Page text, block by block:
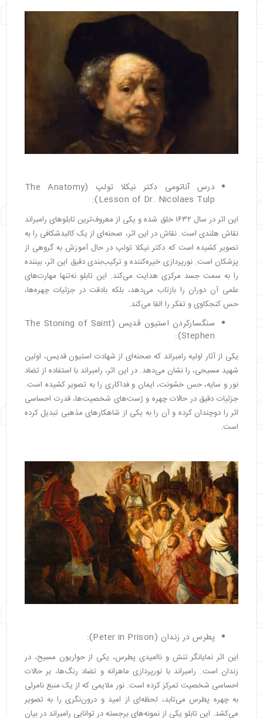
درس آناتومی دکتر نیکلا تولپ (The Anatomy
Lesson of Dr. Nicolaes Tulp):
این اثر در سال ۱۶۳۲ خلق شده و یکی از معروف‌ترین تابلوهای رامبراند
نقاش هلندی است. نقاش در این اثر، صحنه‌ای از یک کالبدشکافی را به
تصویر کشیده است که دکتر نیکلا تولپ در حال آموزش به گروهی از
پزشکان است. نورپردازی خیره‌کننده و ترکیب‌بندی دقیق این اثر، بیننده
را به سمت جسد مرکزی هدایت می‌کند. این تابلو نه‌تنها مهارت‌های
علمی آن دوران را بازتاب می‌دهد، بلکه بادقت در جزئیات چهره‌ها،
حس کنجکاوی و تفکر را القا می‌کند.
سنگسارکردن استیون قدیس (The Stoning of Saint
Stephen):
یکی از آثار اولیه رامبراند که صحنه‌ای از شهادت استیون قدیس، اولین
شهید مسیحی، را نشان می‌دهد. در این اثر، رامبراند با استفاده از تضاد
نور و سایه، حس خشونت، ایمان و فداکاری را به تصویر کشیده است.
جزئیات دقیق در حالات چهره و ژست‌های شخصیت‌ها، قدرت احساسی
اثر را دوچندان کرده و آن را به یکی از شاهکارهای مذهبی تبدیل کرده
است.
پطرس در زندان (Peter in Prison):
این اثر نمایانگر تنش و ناامیدی پطرس، یکی از حواریون مسیح، در
زندان است. رامبراند با نورپردازی ماهرانه و تضاد رنگ‌ها، بر حالات
احساسی شخصیت تمرکز کرده است. نور ملایمی که از یک منبع نامرئی
به چهره پطرس می‌تابد، لحظه‌ای از امید و درون‌نگری را به تصویر
می‌کشد. این تابلو یکی از نمونه‌های برجسته در توانایی رامبراند در بیان